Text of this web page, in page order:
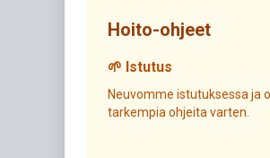
Hoito-ohjeet
🌱 Istutus
Neuvomme istutuksessa ja
tarkempia ohjeita varten.